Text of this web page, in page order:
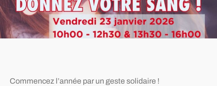
Commencez l’année par un geste solidaire !